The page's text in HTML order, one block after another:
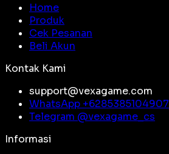
Home
Produk
Cek Pesanan
Beli Akun
Kontak Kami
support@vexagame.com
WhatsApp +6285385104907
Telegram @vexagame_cs
Informasi